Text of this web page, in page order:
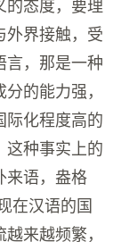
的态度，要理
外界接触，受
言，那是一种
的能力强，
际化程度高的
这种事实上的
来语，盎格
在汉语的国
来越频繁，